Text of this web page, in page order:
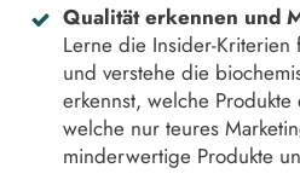
Qualität erkennen und
Lerne die Insider-
und verstehe die
erkennst, welche
welche nur teures
minderwertige Produkte